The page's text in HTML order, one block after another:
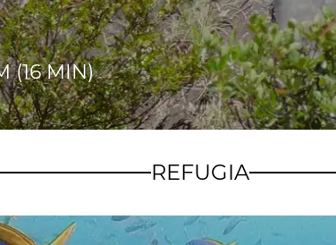
(16 MIN)
REFUGIA